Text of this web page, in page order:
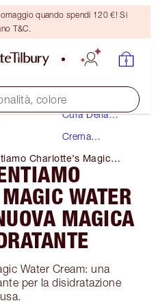
omaggio quando spendi 120 €! Si
T&C.
colore
Cura Della
Crema
Charlotte’s Magic
Una Nuova Magica
WATER
MAGICA
Water Cream: una
per la disidratazione